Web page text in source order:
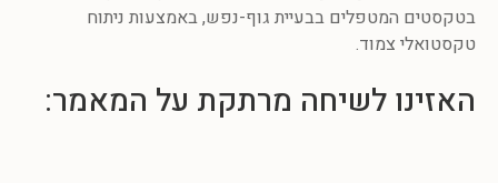
בטקסטים המטפלים בבעיית גוף-נפש, באמצעות ניתוח
טקסטואלי צמוד.
האזינו לשיחה מרתקת על המאמר: